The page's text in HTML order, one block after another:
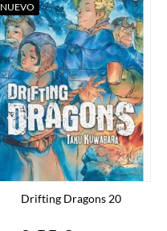
Drifting Dragons 20
NUEVO